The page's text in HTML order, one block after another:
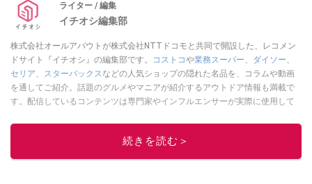
ライター / 編集
イチオシ編集部
株式会社オールアバウトが株式会社NTTドコモと共同で開設した、レコメン
ドサイト『イチオシ』の編集部です。
コストコや業務スーパー、 ダイソー、
セリア、 スターバックスなどの人気ショップの隠れた名品を、コラムや動画
を通してご紹介。話題のグルメやマニアが紹介するアウトドア情報も満載で
す。配信しているコンテンツは専門家やインフルエンサーが実際に使用して
ニュースでフォロー
続きを読む＞